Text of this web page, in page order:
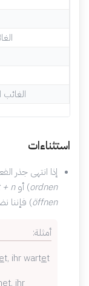
استثناءات
إذا انتهى جذر
ordnen) أو + n
öffnen) فإننا نضيف حرف
أمثلة:
et, ihr wartet
et, ihr